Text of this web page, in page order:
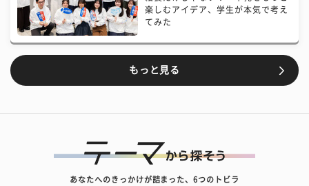
楽しむアイデア、学生が本気で考え
てみた
もっと見る
あなたへのきっかけが詰まった、6つのトビラ